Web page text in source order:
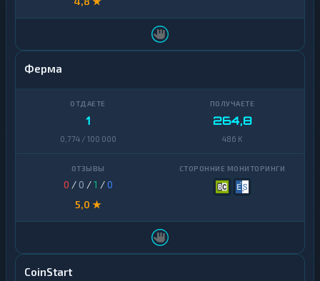
Ферма
1
0,774 / 100 000
264,8
486 K
0 / 0 /1 /0
5,0 ★
CoinStart